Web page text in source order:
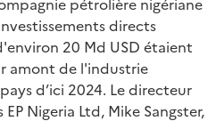
directs
20 Md USD étaient
amont de l'industrie
d’ici 2024. Le directeur
Nigeria Ltd, Mike Sangster,